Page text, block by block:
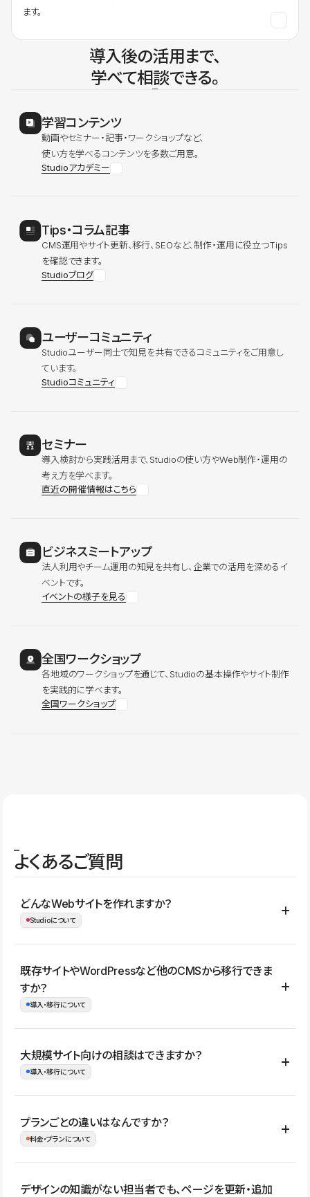
ます。
導入後の活用まで、
学べて相談できる。
学習コンテンツ
動画やセミナー・記事・ワークショップなど、
使い方を学べるコンテンツを多数ご用意。
Studioアカデミー
Tips・コラム記事
CMS運用やサイト更新、移行、SEOなど、制作・運用に役立つTips
を確認できます。
Studioブログ
ユーザーコミュニティ
Studioユーザー同士で知見を共有できるコミュニティをご用意し
ています。
Studioコミュニティ
セミナー
導入検討から実践活用まで、Studioの使い方やWeb制作・運用の
考え方を学べます。
直近の開催情報はこちら
ビジネスミートアップ
法人利用やチーム運用の知見を共有し、企業での活用を深めるイ
ベントです。
イベントの様子を見る
全国ワークショップ
各地域のワークショップを通じて、Studioの基本操作やサイト制作
を実践的に学べます。
全国ワークショップ
よくあるご質問
どんなWebサイトを作れますか？
Studioについて
コーポレートサイト、サービスサイト、LP、採用サイト、ブロ
グ・メディア、イベントサイト、店舗・商品紹介サイト、ポートフ
ォリオなど幅広く制作できます。
既存サイトやWordPressなど他のCMSから移行できま
すか？
導入・移行について
はい。既存サイトの構成やコンテンツ、URLを整理したうえで、
Studio上に再構築する形で移行できます。 WordPressの場合は、
イト全体のデザインや設定がそのまま移行されるわけではないた
め、移行後にページ構成やデザイン、CMS設計、URL・リダイレク
大規模サイト向けの相談はできますか？
導入・移行について
はい。アクセス規模が大きいサイトや、複数部門での運用、権限管
理、セキュリティ確認、既存システムとの連携など、個別の要件が
ない段階でも、お問い合わせください。
プランごとの違いはなんですか？
料金・プランについて
公開ページ数、バージョン履歴の期間、CMS利用数の上限、権限
デザインの知識がない担当者でも、ページを更新・追加